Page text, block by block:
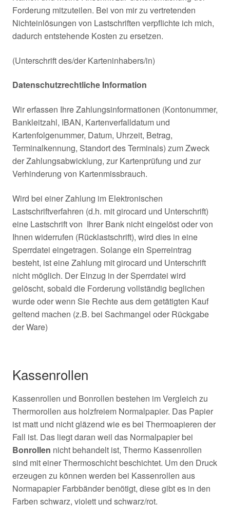
Forderung mitzuteilen. Bei von mir zu vertretenden
Nichteinlösungen von Lastschriften verpflichte ich mich,
dadurch entstehende Kosten zu ersetzen.
(Unterschrift des/der Karteninhabers/in)
Datenschutzrechtliche Information
Wir erfassen Ihre Zahlungsinformationen (Kontonummer,
Bankleitzahl, IBAN, Kartenverfalldatum und
Kartenfolgenummer, Datum, Uhrzeit, Betrag,
Terminalkennung, Standort des Terminals) zum Zweck
der Zahlungsabwicklung, zur Kartenprüfung und zur
Verhinderung von Kartenmissbrauch.
Wird bei einer Zahlung im Elektronischen
Lastschriftverfahren (d.h. mit girocard und Unterschrift)
eine Lastschrift von Ihrer Bank nicht eingelöst oder von
Ihnen widerrufen (Rücklastschrift), wird dies in eine
Sperrdatei eingetragen. Solange ein Sperreintrag
besteht, ist eine Zahlung mit girocard und Unterschrift
nicht möglich. Der Einzug in der Sperrdatei wird
gelöscht, sobald die Forderung vollständig beglichen
wurde oder wenn Sie Rechte aus dem getätigten Kauf
geltend machen (z.B. bei Sachmangel oder Rückgabe
der Ware)
Kassenrollen
Kassenrollen und Bonrollen bestehen im Vergleich zu
Thermorollen aus holzfreiem Normalpapier. Das Papier
ist matt und nicht gläzend wie es bei Thermoapieren der
Fall ist. Das liegt daran weil das Normalpapier bei
Bonrollen nicht behandelt ist, Thermo Kassenrollen
sind mit einer Thermoschicht beschichtet. Um den Druck
erzeugen zu können werden bei Kassenrollen aus
Normapapier Farbbänder benötigt, diese gibt es in den
Farben schwarz, violett und schwarz/rot.